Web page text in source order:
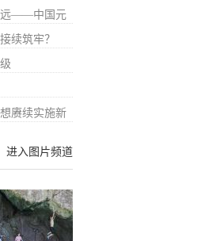
远——中国元
续筑牢？
赓续实施新
进入图片频道